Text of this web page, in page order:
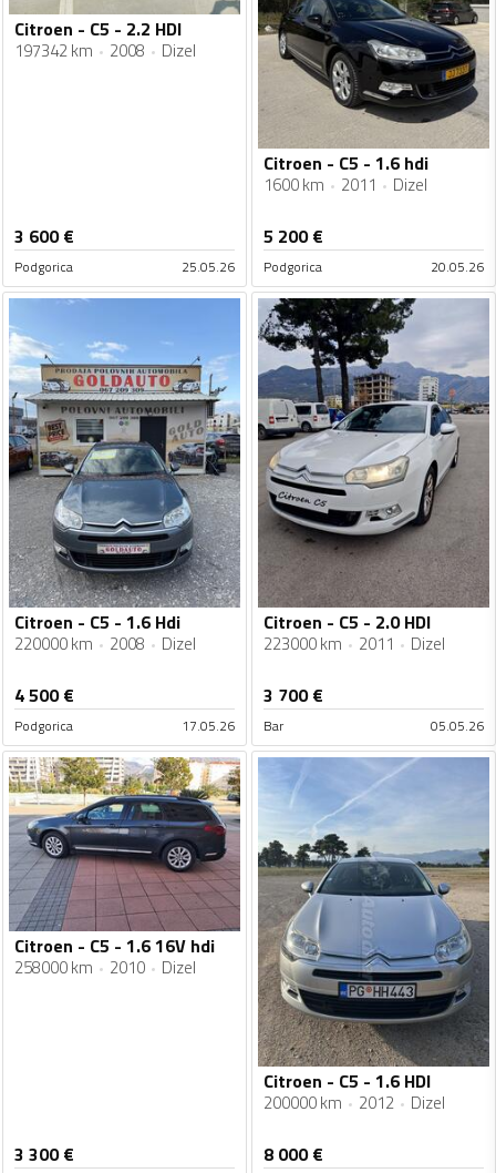
Citroen - C5 - 2.2 HDI
197342 km 2008 Dizel
3 600€
Podgorica 25.05.26
Citroen - C5 - 1.6 hdi
1600 km 2011 Dizel
5 200€
Podgorica 20.05.26
Citroen - C5 - 1.6 Hdi
220000 km 2008 Dizel
4 500€
Podgorica 17.05.26
Citroen - C5 - 2.0 HDI
223000 km 2011 Dizel
3 700€
Bar 05.05.26
Citroen - C5 - 1.6 16V hdi
258000 km 2010 Dizel
3 300€
Citroen - C5 - 1.6 HDI
200000 km 2012 Dizel
8 000€